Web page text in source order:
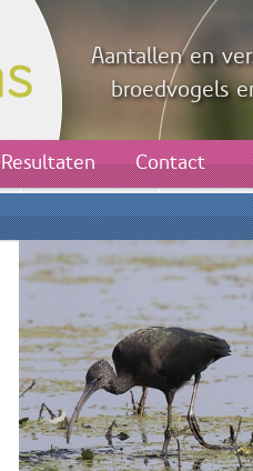
Aantallen en
broedvogels
Resultaten Contact